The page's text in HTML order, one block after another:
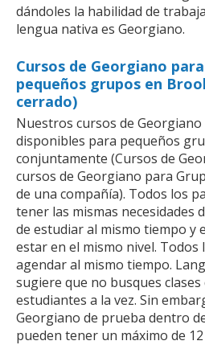
dándoles la habilidad de
lengua nativa es Georgiano.
Cursos de Georgiano
pequeños grupos en
cerrado)
Nuestros cursos de
disponibles para pequeños
conjuntamente (Cursos de
cursos de Georgiano para
de una compañía). Todos los
tener las mismas necesidades
de estudiar al mismo tiempo y
estar en el mismo nivel.
agendar al mismo tiempo.
sugiere que no busques clases
estudiantes a la vez. Sin
Georgiano de prueba dentro
pueden tener un máximo de